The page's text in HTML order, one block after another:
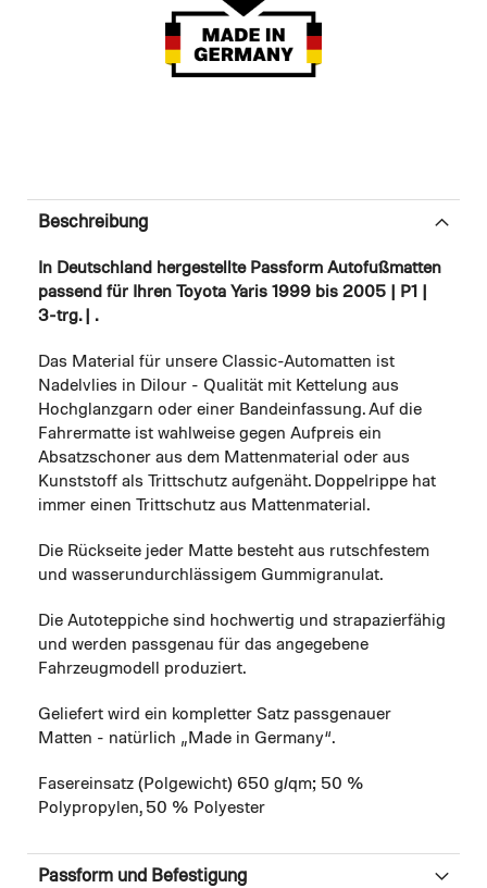
Beschreibung
In Deutschland hergestellte Passform Autofußmatten
passend für Ihren Toyota Yaris 1999 bis 2005 | P1 |
3-trg. | .
Das Material für unsere Classic-Automatten ist
Nadelvlies in Dilour - Qualität mit Kettelung aus
Hochglanzgarn oder einer Bandeinfassung. Auf die
Fahrermatte ist wahlweise gegen Aufpreis ein
Absatzschoner aus dem Mattenmaterial oder aus
Kunststoff als Trittschutz aufgenäht. Doppelrippe hat
immer einen Trittschutz aus Mattenmaterial.
Die Rückseite jeder Matte besteht aus rutschfestem
und wasserundurchlässigem Gummigranulat.
Die Autoteppiche sind hochwertig und strapazierfähig
und werden passgenau für das angegebene
Fahrzeugmodell produziert.
Geliefert wird ein kompletter Satz passgenauer
Matten - natürlich „Made in Germany“.
Fasereinsatz (Polgewicht) 650 g/qm; 50 %
Polypropylen, 50 % Polyester
Passform und Befestigung